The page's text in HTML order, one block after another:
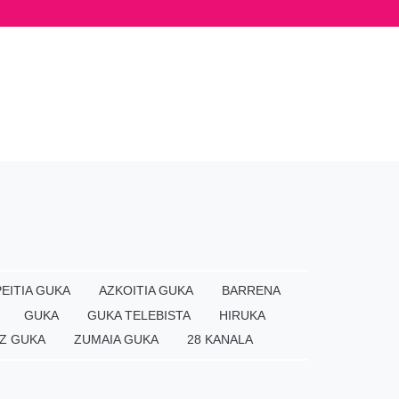
GUKA AZKOITIA GUKA
BARRENA
GUKA
GUKA TELEBISTA
HIRUKA
GUKA
ZUMAIA GUKA 28 KANALA